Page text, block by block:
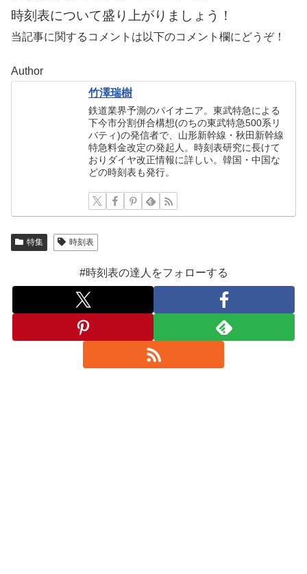
時刻表について盛り上がりましょう！
当記事に関するコメントは以下のコメント欄にどうぞ！
Author
竹澤瑞樹
鉄道業界予測のパイオニア。東武特急による
下今市分割併合構想(のちの東武特急500系リ
バティ)の発信者で、山形新幹線・秋田新幹線
特急料金改定の発起人。時刻表研究に長けて
おりダイヤ改正情報に詳しい。韓国・中国な
どの時刻表も発行。
特集 時刻表
#時刻表の達人をフォローする